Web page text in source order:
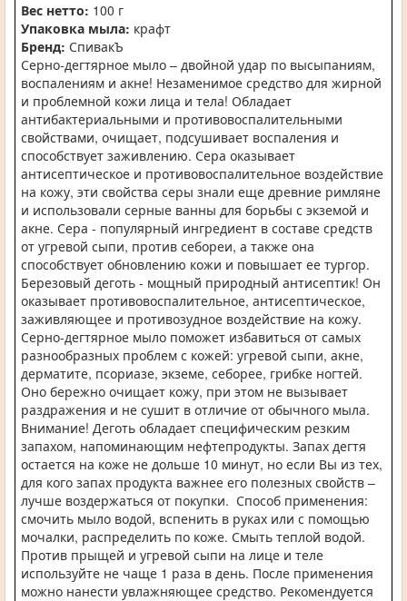
Вес нетто: 100 г
Упаковка мыла: крафт
Бренд: СпивакЪ
Серно-дегтярное мыло – двойной удар по высыпаниям,
воспалениям и акне! Незаменимое средство для жирной
и проблемной кожи лица и тела! Обладает
антибактериальными и противовоспалительными
свойствами, очищает, подсушивает воспаления и
способствует заживлению. Сера оказывает
антисептическое и противовоспалительное воздействие
на кожу, эти свойства серы знали еще древние римляне
и использовали серные ванны для борьбы с экземой и
акне. Сера - популярный ингредиент в составе средств
от угревой сыпи, против себореи, а также она
способствует обновлению кожи и повышает ее тургор.
Березовый деготь - мощный природный антисептик! Он
оказывает противовоспалительное, антисептическое,
заживляющее и противозудное воздействие на кожу.
Серно-дегтярное мыло поможет избавиться от самых
разнообразных проблем с кожей: угревой сыпи, акне,
дерматите, псориазе, экземе, себорее, грибке ногтей.
Оно бережно очищает кожу, при этом не вызывает
раздражения и не сушит в отличие от обычного мыла.
Внимание! Деготь обладает специфическим резким
запахом, напоминающим нефтепродукты. Запах дегтя
остается на коже не дольше 10 минут, но если Вы из тех,
для кого запах продукта важнее его полезных свойств –
лучше воздержаться от покупки. Способ применения:
смочить мыло водой, вспенить в руках или с помощью
мочалки, распределить по коже. Смыть теплой водой.
Против прыщей и угревой сыпи на лице и теле
используйте не чаще 1 раза в день. После применения
можно нанести увлажняющее средство. Рекомендуется